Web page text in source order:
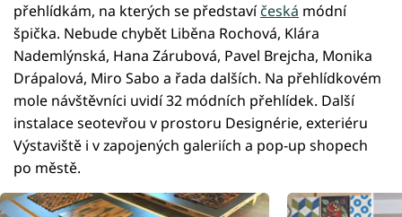
přehlídkám, na kterých se představíčeská módní
špička. Nebude chybět Liběna Rochová, Klára
Nademlýnská, Hana Zárubová, Pavel Brejcha, Monika
Drápalová, Miro Sabo a řada dalších. Na přehlídkovém
mole návštěvníci uvidí 32 módních přehlídek. Další
instalace seotevřou v prostoru Designérie, exteriéru
Výstaviště i v zapojených galeriích a pop-up shopech
po městě.